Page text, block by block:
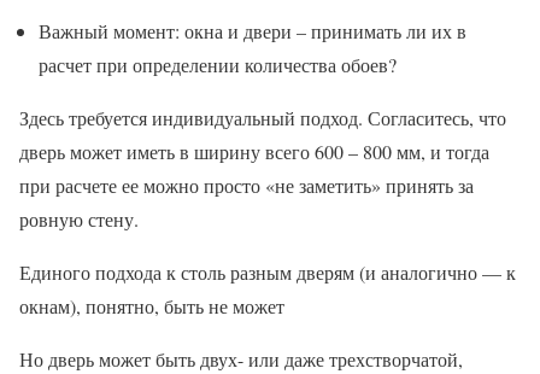
Важный момент: окна и двери – принимать ли их в
расчет при определении количества обоев?
Здесь требуется индивидуальный подход. Согласитесь, что
дверь может иметь в ширину всего 600 – 800 мм, и тогда
при расчете ее можно просто «не заметить» принять за
ровную стену.
Единого подхода к столь разным дверям (и аналогично — к
окнам), понятно, быть не может
Но дверь может быть двух- или даже трехстворчатой,